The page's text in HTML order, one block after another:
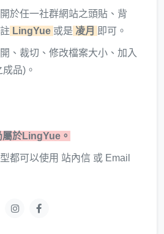
於任一社群網站之頭貼、背
LingYue 或是 凌月 即可。
、裁切、修改檔案大小、加入
品)。
於LingYue。
都可以使用 站內信 或 Email